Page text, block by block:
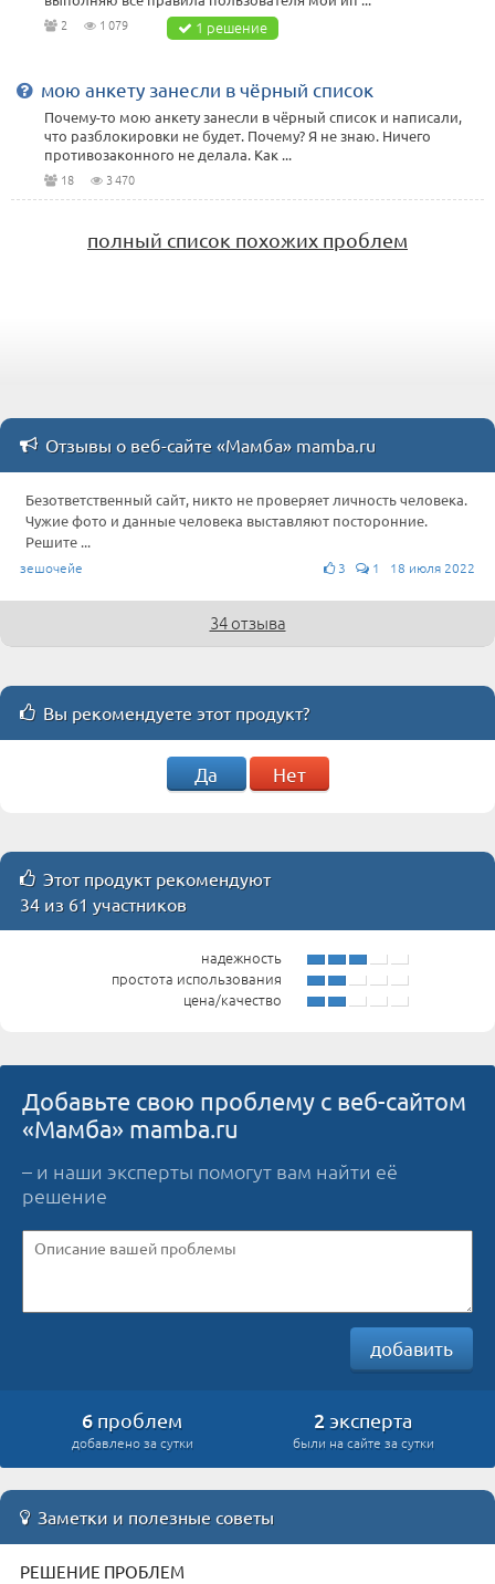
2 1 079 1 решение
мою анкету занесли в чёрный список
Почему-то мою анкету занесли в чёрный список и написали,
что разблокировки не будет. Почему? Я не знаю. Ничего
противозаконного не делала. Как ...
18 3 470
полный список похожих проблем
Отзывы о веб-сайте «Мамба» mamba.ru
Безответственный сайт, никто не проверяет личность человека.
Чужие фото и данные человека выставляют посторонние.
Решите ...
зешочейе 3 1 18 июля 2022
34 отзыва
Вы рекомендуете этот продукт?
Да Нет
Этот продукт рекомендуют
34 из 61 участников
надежность
простота использования
цена/качество
Добавьте свою проблему с веб-сайтом
«Мамба» mamba.ru
– и наши эксперты помогут вам найти её
решение
добавить
6 проблем
добавлено за сутки
2 эксперта
были на сайте за сутки
Заметки и полезные советы
РЕШЕНИЕ ПРОБЛЕМ